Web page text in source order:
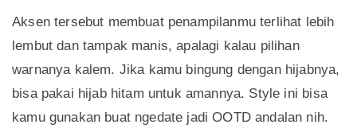
Aksen tersebut membuat penampilanmu terlihat lebih
lembut dan tampak manis, apalagi kalau pilihan
warnanya kalem. Jika kamu bingung dengan hijabnya,
bisa pakai hijab hitam untuk amannya. Style ini bisa
kamu gunakan buat ngedate jadi OOTD andalan nih.